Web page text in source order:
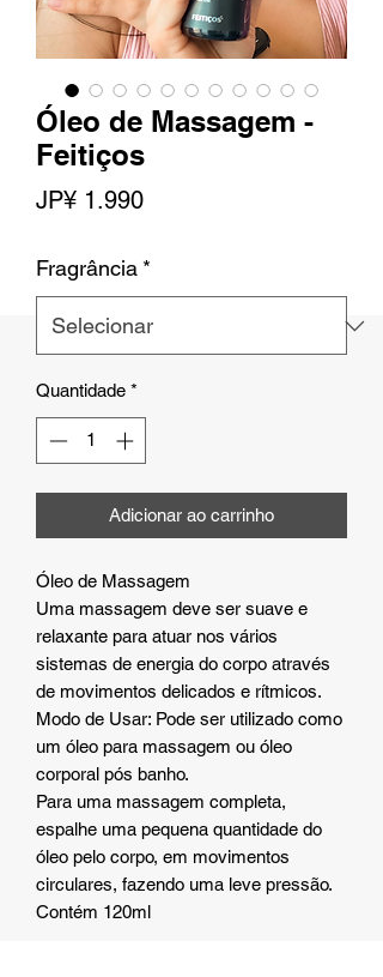
Óleo de Massagem -
Feitiços
JP¥ 1.990Preço
Fragrância *
Quantidade *
Adicionar ao carrinho
Óleo de Massagem
Uma massagem deve ser suave e
relaxante para atuar nos vários
sistemas de energia do corpo através
de movimentos delicados e rítmicos.
Modo de Usar: Pode ser utilizado como
um óleo para massagem ou óleo
corporal pós banho.
Para uma massagem completa,
espalhe uma pequena quantidade do
óleo pelo corpo, em movimentos
circulares, fazendo uma leve pressão.
Contém 120ml